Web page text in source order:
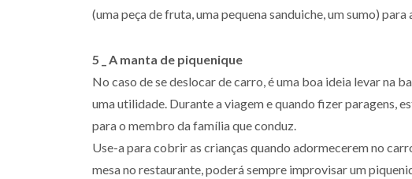
(uma peça de fruta, uma pequena sanduiche, um sumo)
5 _ A manta de piquenique
No caso de se deslocar de carro, é uma boa ideia levar na
uma utilidade. Durante a viagem e quando fizer paragens,
para o membro da família que conduz.
Use-a para cobrir as crianças quando adormecerem no
mesa no restaurante, poderá sempre improvisar um